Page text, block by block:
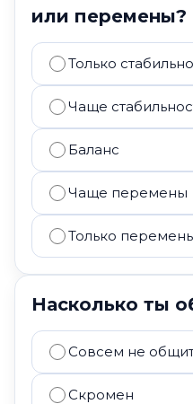
или перемены?
Только
Чаще
Баланс
Чаще перемены
Только
Насколько ты
Совсем не
Скромен